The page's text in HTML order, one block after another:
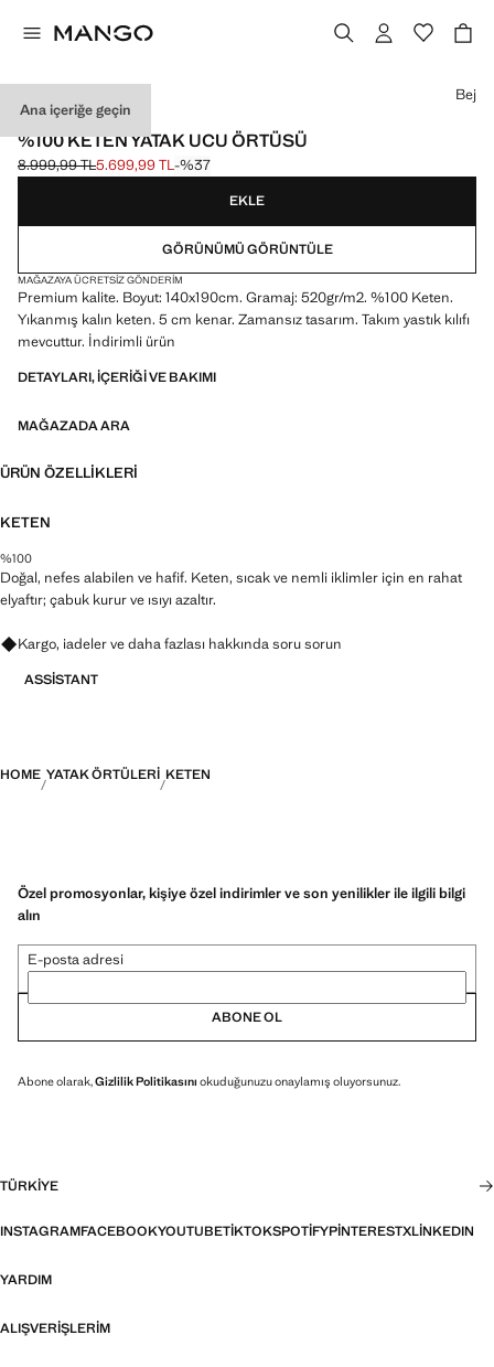
Ana içeriğe geçin
PREMIUM KALITE
%100 KETEN YATAK UCU ÖRTÜSÜ
Üstü çizili ilk fiyat [8.999,99 TL ]
8.999,99 TL
Güncel fiyat [5.699,99 TL ]
5.699,99 TL-%37
Bir renk seçin
Bej
EKLE
GÖRÜNÜMÜ GÖRÜNTÜLE
MAĞAZAYA ÜCRETSIZ GÖNDERIM
Premium kalite. Boyut: 140x190cm. Gramaj: 520gr/m2. %100 Keten.
Yıkanmış kalın keten. 5 cm kenar. Zamansız tasarım. Takım yastık kılıfı
mevcuttur. İndirimli ürün
DETAYLARI, IÇERIĞI VE BAKIMI
MAĞAZADA ARA
ÜRÜN ÖZELLIKLERI
KETEN
%100
Doğal, nefes alabilen ve hafif. Keten, sıcak ve nemli iklimler için en rahat
elyaftır; çabuk kurur ve ısıyı azaltır.
Kargo, iadeler ve daha fazlası hakkında soru sorun
ASSISTANT
HOME YATAK ÖRTÜLERI KETEN
Özel promosyonlar, kişiye özel indirimler ve son yenilikler ile ilgili bilgi
alın
E-posta adresi
ABONE OL
Abone olarak,Gizlilik Politikasını okuduğunuzu onaylamış oluyorsunuz.
TÜRKIYE
INSTAGRAMFACEBOOKYOUTUBETIKTOKSPOTIFYPINTERESTXLINKEDIN
YARDIM
ALIŞVERIŞLERIM